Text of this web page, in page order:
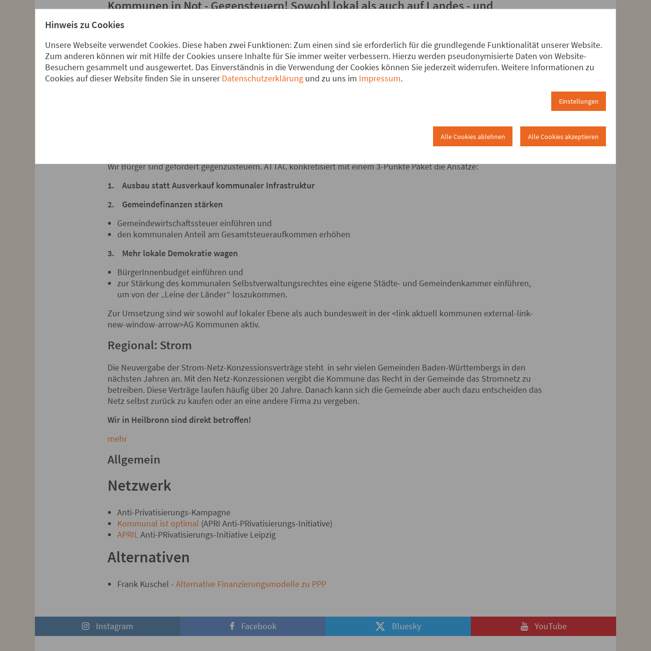
Kommunen in Not - Gegensteuern! Sowohl lokal als auch auf Landes - und
Bundesebene!
Global denken – kommunal handeln
Wenn die Weltwirtschaft ins Stocken gerät, steigen mit der Zahl der Erwerbslosen die sozialen Kosten für die
Kommunen. Es fallen Gewerbesteuereinahmen weg. Dazu kommt: Bund und Länder haben über Jahre mit
Das alles kostet Lebensqualität vor unserer Haustür! Freiwillige Einrichtungen wie Theater, Bibliotheken und
Schwimmbäder werden geschlossen – oder die Nutzungsgebühren steigen drastisch. Klamme Kommunen schieben
Wir Bürger sind gefordert gegenzusteuern. ATTAC konkretisiert mit einem 3-Punkte Paket die Ansätze:
1. Ausbau statt Ausverkauf kommunaler Infrastruktur
2. Gemeindefinanzen stärken
Gemeindewirtschaftssteuer einführen und
den kommunalen Anteil am Gesamtsteueraufkommen erhöhen
3. Mehr lokale Demokratie wagen
BürgerInnenbudget einführen und
zur Stärkung des kommunalen Selbstverwaltungsrechtes eine eigene Städte- und Gemeindenkammer einführen,
um von der „Leine der Länder“ loszukommen.
Zur Umsetzung sind wir sowohl auf lokaler Ebene als auch bundesweit in der <link aktuell kommunen external-link-
new-window-arrow>AG Kommunen aktiv.
Regional: Strom
Die Neuvergabe der Strom-Netz-Konzessionsverträge steht in sehr vielen Gemeinden Baden-Württembergs in den
nächsten Jahren an. Mit den Netz-Konzessionen vergibt die Kommune das Recht in der Gemeinde das Stromnetz zu
betreiben. Diese Verträge laufen häufig über 20 Jahre. Danach kann sich die Gemeinde aber auch dazu entscheiden das
Netz selbst zurück zu kaufen oder an eine andere Firma zu vergeben.
Wir in Heilbronn sind direkt betroffen!
mehr
Allgemein
Netzwerk
Anti-Privatisierungs-Kampagne
Kommunal ist optimal (APRI Anti-PRivatisierungs-Initiative)
APRILAnti-PRivatisierungs-Initiative Leipzig
Alternativen
Frank Kuschel - Alternative Finanzierungsmodelle zu PPP
Instagram Facebook Bluesky YouTube
Hinweis zu Cookies
Unsere Webseite verwendet Cookies. Diese haben zwei Funktionen: Zum einen sind sie erforderlich für die grundlegende Funktionalität unserer Website.
Zum anderen können wir mit Hilfe der Cookies unsere Inhalte für Sie immer weiter verbessern. Hierzu werden pseudonymisierte Daten von Website-
Besuchern gesammelt und ausgewertet. Das Einverständnis in die Verwendung der Cookies können Sie jederzeit widerrufen. Weitere Informationen zu
Cookies auf dieser Website finden Sie in unsererDatenschutzerklärung und zu uns im Impressum.
Einstellungen
Alle Cookies ablehnen Alle Cookies akzeptieren